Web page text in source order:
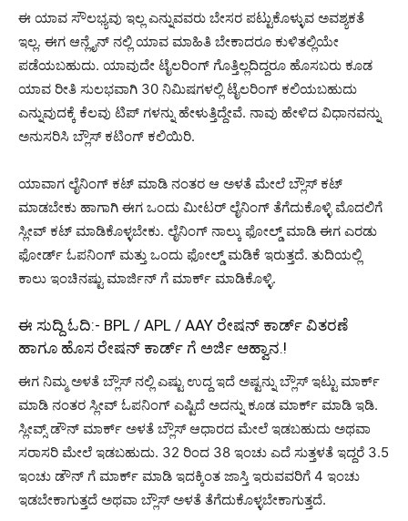
ಈ ಯಾವ ಸೌಲಭ್ಯವು ಇಲ್ಲ ಎನ್ನುವವರು ಬೇಸರ ಪಟ್ಟುಕೊಳ್ಳುವ ಅವಶ್ಯಕತೆ
ಇಲ್ಲ. ಈಗ ಆನ್ಲೈನ್ ನಲ್ಲಿ ಯಾವ ಮಾಹಿತಿ ಬೇಕಾದರೂ ಕುಳಿತಲ್ಲಿಯೇ
ಪಡೆಯಬಹುದು. ಯಾವುದೇ ಟೈಲರಿಂಗ್ ಗೊತ್ತಿಲ್ಲದಿದ್ದರೂ ಹೊಸಬರು ಕೂಡ
ಯಾವ ರೀತಿ ಸುಲಭವಾಗಿ 30 ನಿಮಿಷಗಳಲ್ಲಿ ಟೈಲರಿಂಗ್ ಕಲಿಯಬಹುದು
ಎನ್ನುವುದಕ್ಕೆ ಕೆಲವು ಟಿಪ್ ಗಳನ್ನು ಹೇಳುತ್ತಿದ್ದೇವೆ. ನಾವು ಹೇಳಿದ ವಿಧಾನವನ್ನು
ಅನುಸರಿಸಿ ಬ್ಲೌಸ್ ಕಟಿಂಗ್ ಕಲಿಯಿರಿ.
ಯಾವಾಗ ಲೈನಿಂಗ್ ಕಟ್ ಮಾಡಿ ನಂತರ ಆ ಅಳತೆ ಮೇಲೆ ಬ್ಲೌಸ್ ಕಟ್
ಮಾಡಬೇಕು ಹಾಗಾಗಿ ಈಗ ಒಂದು ಮೀಟರ್ ಲೈನಿಂಗ್ ತೆಗೆದುಕೊಳ್ಳಿ ಮೊದಲಿಗೆ
ಸ್ಲೀವ್ ಕಟ್ ಮಾಡಿಕೊಳ್ಳಬೇಕು. ಲೈನಿಂಗ್ ನಾಲ್ಕು ಫೋಲ್ಡ್ ಮಾಡಿ ಈಗ ಎರಡು
ಫೋರ್ಡ್ ಓಪನಿಂಗ್ ಮತ್ತು ಒಂದು ಫೋಲ್ಡ್ ಮಡಿಕೆ ಇರುತ್ತದೆ. ತುದಿಯಲ್ಲಿ
ಕಾಲು ಇಂಚಿನಷ್ಟು ಮಾರ್ಜಿನ್ ಗೆ ಮಾರ್ಕ್ ಮಾಡಿಕೊಳ್ಳಿ.
ಈ ಸುದ್ದಿ ಓದಿ:- BPL / APL / AAY ರೇಷನ್ ಕಾರ್ಡ್ ವಿತರಣೆ
ಹಾಗೂ ಹೊಸ ರೇಷನ್ ಕಾರ್ಡ್ ಗೆ ಅರ್ಜಿ ಆಹ್ವಾನ.!
ಈಗ ನಿಮ್ಮ ಅಳತೆ ಬ್ಲೌಸ್ ನಲ್ಲಿ ಎಷ್ಟು ಉದ್ದ ಇದೆ ಅಷ್ಟನ್ನು ಬ್ಲೌಸ್ ಇಟ್ಟು ಮಾರ್ಕ್
ಮಾಡಿ ನಂತರ ಸ್ಲೀವ್ ಓಪನಿಂಗ್ ಎಷ್ಟಿದೆ ಅದನ್ನು ಕೂಡ ಮಾರ್ಕ್ ಮಾಡಿ ಇಡಿ.
ಸ್ಲೀವ್ಸ್ ಡೌನ್ ಮಾರ್ಕ್ ಅಳತೆ ಬ್ಲೌಸ್ ಆಧಾರದ ಮೇಲೆ ಇಡಬಹುದು ಅಥವಾ
ಸರಾಸರಿ ಮೇಲೆ ಇಡಬಹುದು. 32 ರಿಂದ 38 ಇಂಚು ಎದೆ ಸುತ್ತಳತೆ ಇದ್ದರೆ 3.5
ಇಂಚು ಡೌನ್ ಗೆ ಮಾರ್ಕ್ ಮಾಡಿ ಇದಕ್ಕಿಂತ ಜಾಸ್ತಿ ಇರುವವರಿಗೆ 4 ಇಂಚು
ಇಡಬೇಕಾಗುತ್ತದೆ ಅಥವಾ ಬ್ಲೌಸ್ ಅಳತೆ ತೆಗೆದುಕೊಳ್ಳಬೇಕಾಗುತ್ತದೆ.